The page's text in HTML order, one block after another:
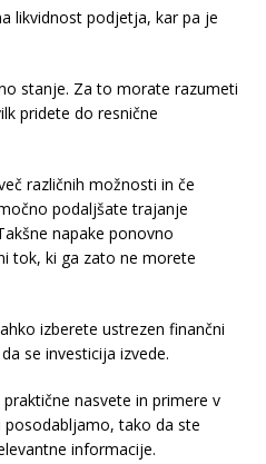
likvidnost podjetja, kar pa je
stanje. Za to morate razumeti
pridete do resnične
različnih možnosti in če
podaljšate trajanje
napake ponovno
tok, ki ga zato ne morete
izberete ustrezen finančni
se investicija izvede.
nasvete in primere v
posodabljamo, tako da ste
informacije.